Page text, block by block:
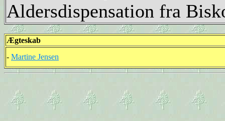
Aldersdispensation fra
Ægteskab
- Martine Jensen